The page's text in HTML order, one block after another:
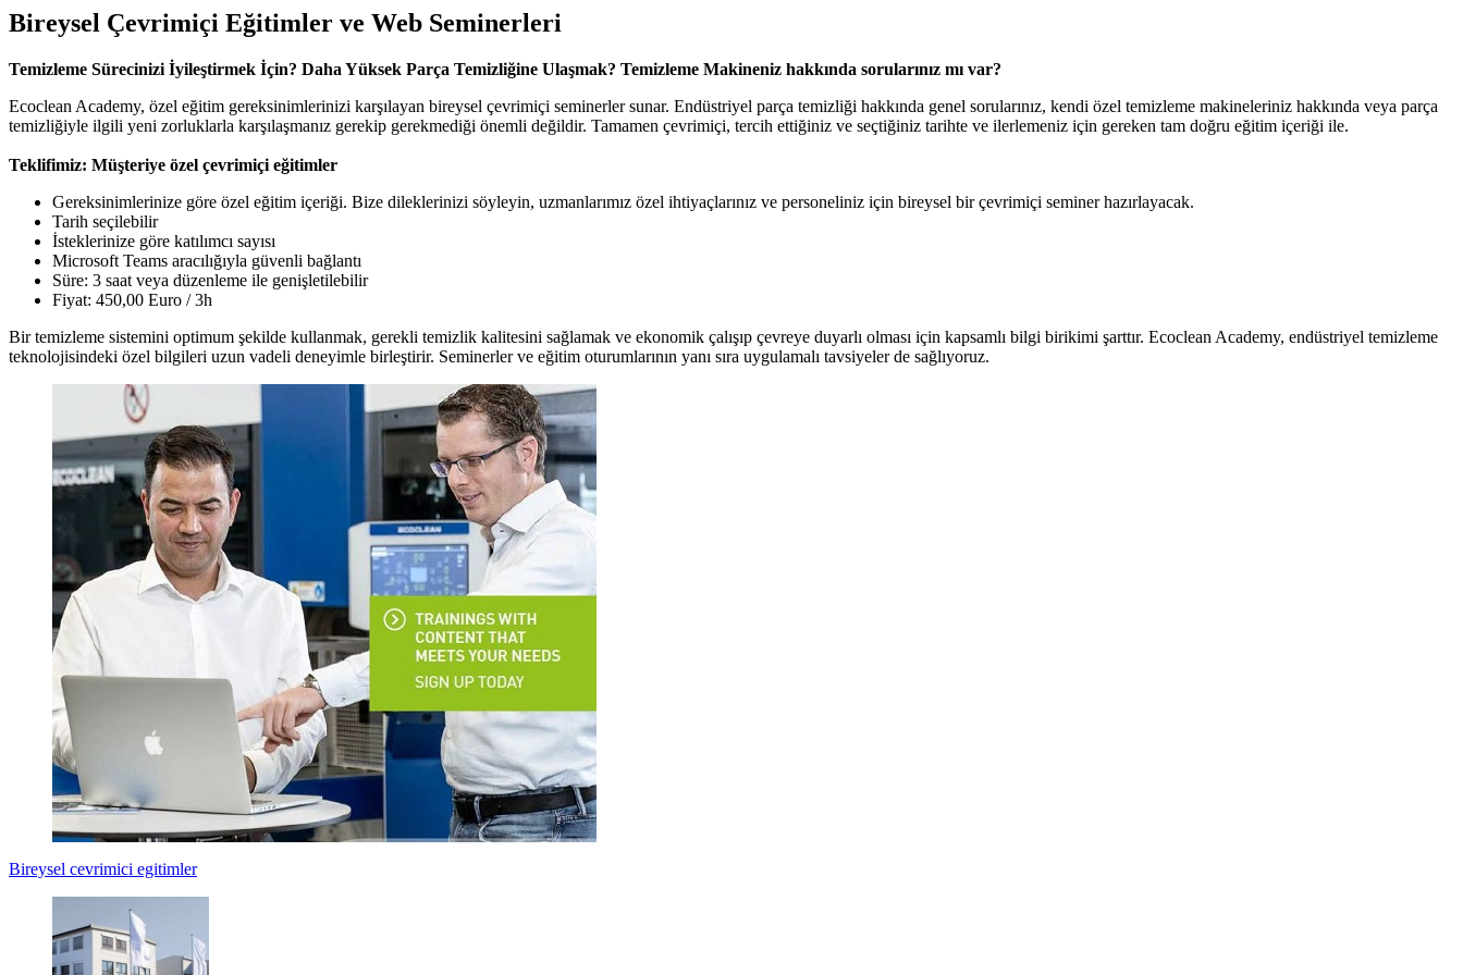
Bireysel Çevrimiçi Eğitimler ve Web Seminerleri
Temizleme Sürecinizi İyileştirmek İçin? Daha Yüksek Parça Temizliğine Ulaşmak? Temizleme Makineniz hakkında sorularınız mı var?
Ecoclean Academy, özel eğitim gereksinimlerinizi karşılayan bireysel çevrimiçi seminerler sunar. Endüstriyel parça temizliği hakkında genel sorularınız, kendi özel temizleme makineleriniz hakkında veya parça
temizliğiyle ilgili yeni zorluklarla karşılaşmanız gerekip gerekmediği önemli değildir. Tamamen çevrimiçi, tercih ettiğiniz ve seçtiğiniz tarihte ve ilerlemeniz için gereken tam doğru eğitim içeriği ile.
Teklifimiz: Müşteriye özel çevrimiçi eğitimler
Gereksinimlerinize göre özel eğitim içeriği. Bize dileklerinizi söyleyin, uzmanlarımız özel ihtiyaçlarınız ve personeliniz için bireysel bir çevrimiçi seminer hazırlayacak.
Tarih seçilebilir
İsteklerinize göre katılımcı sayısı
Microsoft Teams aracılığıyla güvenli bağlantı
Süre: 3 saat veya düzenleme ile genişletilebilir
Fiyat: 450,00 Euro / 3h
Bir temizleme sistemini optimum şekilde kullanmak, gerekli temizlik kalitesini sağlamak ve ekonomik çalışıp çevreye duyarlı olması için kapsamlı bilgi birikimi şarttır. Ecoclean Academy, endüstriyel temizleme
teknolojisindeki özel bilgileri uzun vadeli deneyimle birleştirir. Seminerler ve eğitim oturumlarının yanı sıra uygulamalı tavsiyeler de sağlıyoruz.
Bireysel cevrimici egitimler